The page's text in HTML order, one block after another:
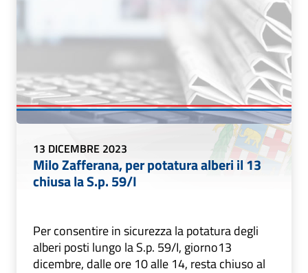
13 DICEMBRE 2023
Milo Zafferana, per potatura alberi il 13
chiusa la S.p. 59/I
Per consentire in sicurezza la potatura degli
alberi posti lungo la S.p. 59/I, giorno13
dicembre, dalle ore 10 alle 14, resta chiuso al